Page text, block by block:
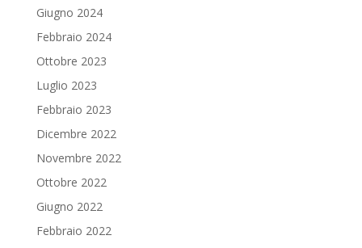
Giugno 2024
Febbraio 2024
Ottobre 2023
Luglio 2023
Febbraio 2023
Dicembre 2022
Novembre 2022
Ottobre 2022
Giugno 2022
Febbraio 2022